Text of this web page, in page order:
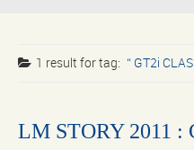
1 result fortag: GT2i CLAS
LM STORY 2011 :